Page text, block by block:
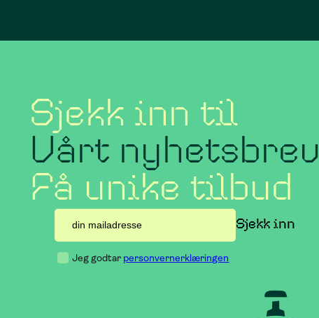
Sjekk inn til
Vårt nyhetsbrev
Få unike tilbud
Jeg godtar personvernerklæringen